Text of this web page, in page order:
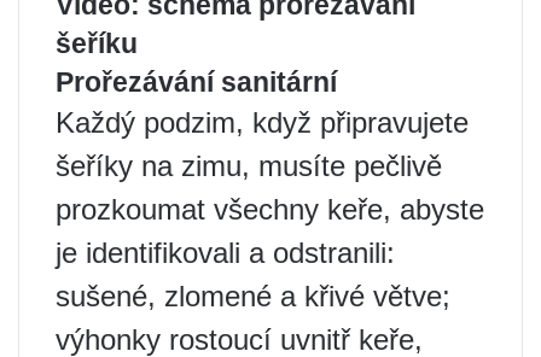
šeříku
Prořezávání sanitární
Každý podzim, když připravujete
šeříky na zimu, musíte pečlivě
prozkoumat všechny keře, abyste
je identifikovali a odstranili:
sušené, zlomené a křivé větve;
výhonky rostoucí uvnitř keře,